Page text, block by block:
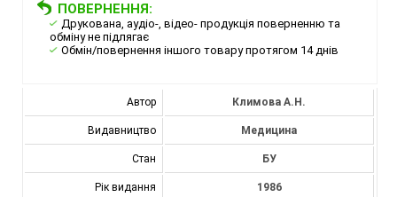
ПОВЕРНЕННЯ:
Друкована, аудіо-, відео- продукція поверненню та
обміну не підлягає
Обмін/повернення іншого товару протягом 14 днів
Автор Климова А.Н.
Видавництво Медицина
Стан БУ
Рік видання 1986